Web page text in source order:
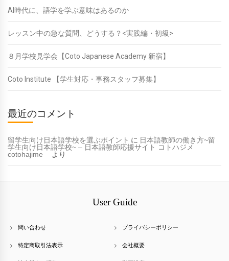
AI時代に、語学を学ぶ意味はあるのか
レッスン中の急な質問、どうする？<実践編・初級>
８月学校見学会【Coto Japanese Academy 新宿】
Coto Institute 【学生対応・事務スタッフ募集】
最近のコメント
留学生向け日本語学校を選ぶポイント に 日本語教師の働き方~留
学生向け日本語学校~ – 日本語教師応援サイト コトハジメ
cotohajime
より
User Guide
問い合わせ プライバシーポリシー
特定商取引法表示 会社概要